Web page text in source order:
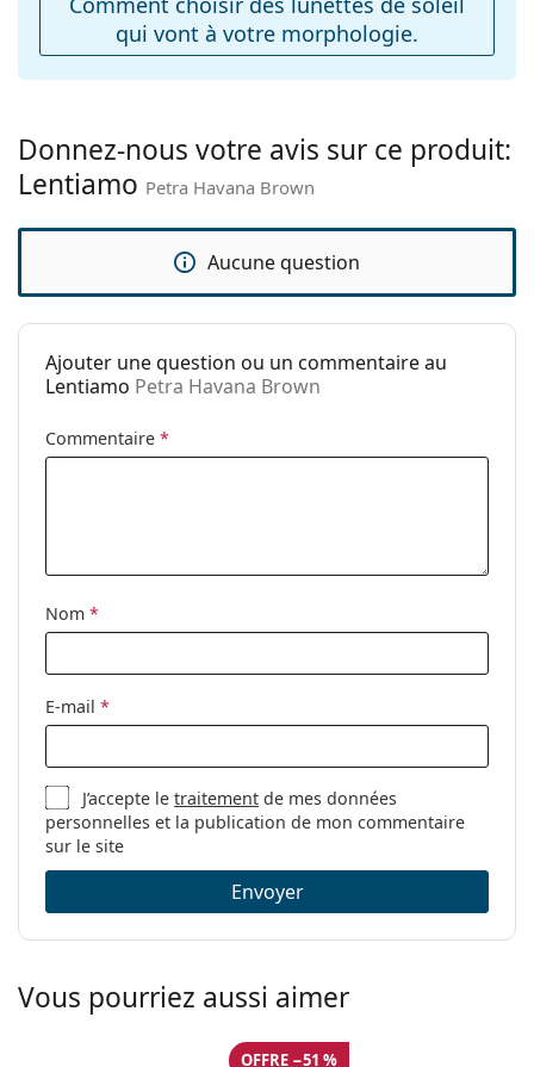
ressort:
Non
Étui:
Oui
Tissu de
Oui
Catégorie:
Lunettes de soleil
Marque:
Lentiamo
Code:
qui vont à votre morphologie.
Donnez-nous votre avis sur ce produit:
Lentiamo Petra Havana Brown
Aucune question
Ajouter une question ou un commentaire au
Lentiamo Petra Havana Brown
Commentaire *
Nom *
E-mail *
J’accepte letraitement de mes données
personnelles et la publication de mon commentaire
sur le site
Envoyer
Vous pourriez aussi aimer
OFFRE −51 %